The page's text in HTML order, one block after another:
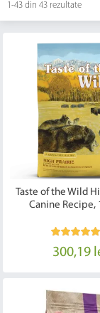
1-43 din 43 rezultate
Taste of the Wild
Canine Recipe,
300,19